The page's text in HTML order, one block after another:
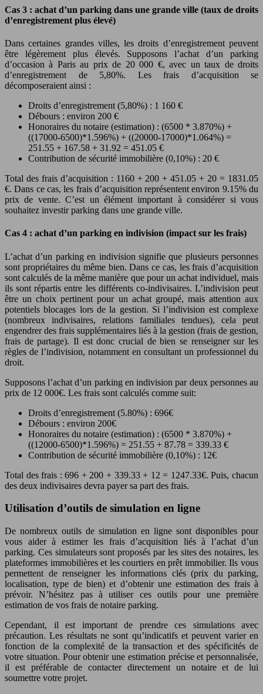
Cas 3 : achat d’un parking dans une grande ville (taux de droits
d’enregistrement plus élevé)
Dans certaines grandes villes, les droits d’enregistrement peuvent
être légèrement plus élevés. Supposons l’achat d’un parking
d’occasion à Paris au prix de 20 000 €, avec un taux de droits
d’enregistrement de 5,80%. Les frais d’acquisition se
décomposeraient ainsi :
Droits d’enregistrement (5,80%) : 1 160 €
Débours : environ 200 €
Honoraires du notaire (estimation) : (6500 * 3.870%) +
((17000-6500)*1.596%) + ((20000-17000)*1.064%) =
251.55 + 167.58 + 31.92 = 451.05 €
Contribution de sécurité immobilière (0,10%) : 20 €
Total des frais d’acquisition : 1160 + 200 + 451.05 + 20 = 1831.05
€. Dans ce cas, les frais d’acquisition représentent environ 9.15% du
prix de vente. C’est un élément important à considérer si vous
souhaitez investir parking dans une grande ville.
Cas 4 : achat d’un parking en indivision (impact sur les frais)
L’achat d’un parking en indivision signifie que plusieurs personnes
sont propriétaires du même bien. Dans ce cas, les frais d’acquisition
sont calculés de la même manière que pour un achat individuel, mais
ils sont répartis entre les différents co-indivisaires. L’indivision peut
être un choix pertinent pour un achat groupé, mais attention aux
potentiels blocages lors de la gestion. Si l’indivision est complexe
(nombreux indivisaires, relations familiales tendues), cela peut
engendrer des frais supplémentaires liés à la gestion (frais de gestion,
frais de partage). Il est donc crucial de bien se renseigner sur les
règles de l’indivision, notamment en consultant un professionnel du
droit.
Supposons l’achat d’un parking en indivision par deux personnes au
prix de 12 000€. Les frais sont calculés comme suit:
Droits d’enregistrement (5.80%) : 696€
Débours : environ 200€
Honoraires du notaire (estimation) : (6500 * 3.870%) +
((12000-6500)*1.596%) = 251.55 + 87.78 = 339.33 €
Contribution de sécurité immobilière (0,10%) : 12€
Total des frais : 696 + 200 + 339.33 + 12 = 1247.33€. Puis, chacun
des deux indivisaires devra payer sa part des frais.
Utilisation d’outils de simulation en ligne
De nombreux outils de simulation en ligne sont disponibles pour
vous aider à estimer les frais d’acquisition liés à l’achat d’un
parking. Ces simulateurs sont proposés par les sites des notaires, les
plateformes immobilières et les courtiers en prêt immobilier. Ils vous
permettent de renseigner les informations clés (prix du parking,
localisation, type de bien) et d’obtenir une estimation des frais à
prévoir. N’hésitez pas à utiliser ces outils pour une première
estimation de vos frais de notaire parking.
Cependant, il est important de prendre ces simulations avec
précaution. Les résultats ne sont qu’indicatifs et peuvent varier en
fonction de la complexité de la transaction et des spécificités de
votre situation. Pour obtenir une estimation précise et personnalisée,
il est préférable de contacter directement un notaire et de lui
soumettre votre projet.